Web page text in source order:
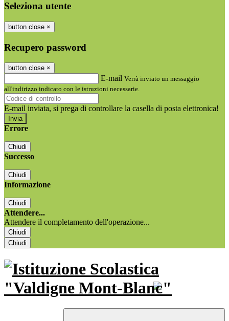
Seleziona utente
button close ×
Recupero password
button close ×
E-mail Verrà inviato un messaggio
all'indirizzo indicato con le istruzioni necessarie.
E-mail inviata, si prega di controllare la casella di posta elettronica!
Errore
Chiudi
Successo
Chiudi
Informazione
Chiudi
Attendere...
Attendere il completamento dell'operazione...
Chiudi
Chiudi